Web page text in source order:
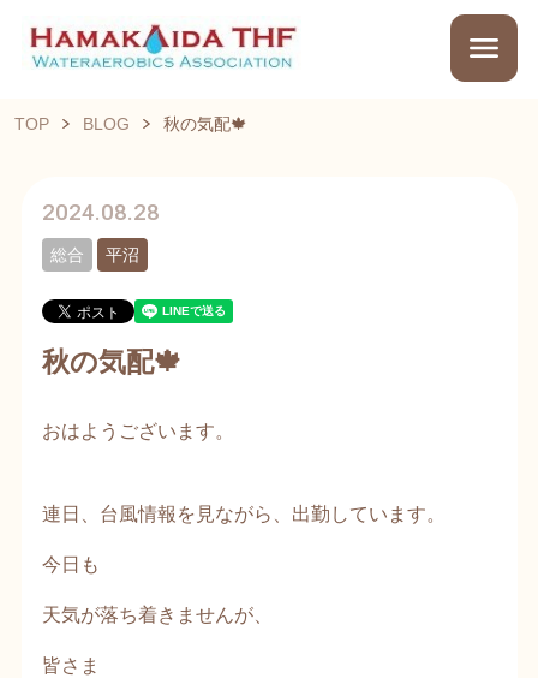
TOP BLOG 秋の気配🍁
2024.08.28
総合 平沼
秋の気配🍁
おはようございます。
連日、台風情報を見ながら、出勤しています。
今日も
天気が落ち着きませんが、
皆さま